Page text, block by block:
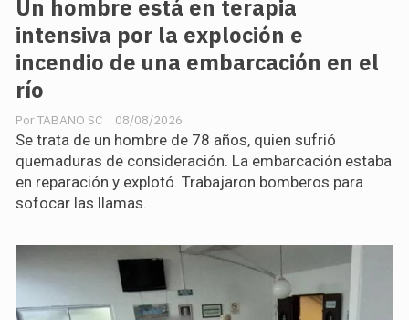
Un hombre está en terapia
intensiva por la exploción e
incendio de una embarcación en el
río
TABANO SC 08/08/2026
Se trata de un hombre de 78 años, quien sufrió
quemaduras de consideración. La embarcación estaba
en reparación y explotó. Trabajaron bomberos para
sofocar las llamas.